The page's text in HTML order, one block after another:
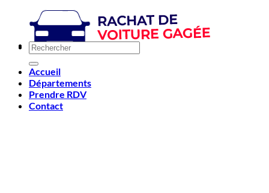
Accueil
Départements
Prendre RDV
Contact